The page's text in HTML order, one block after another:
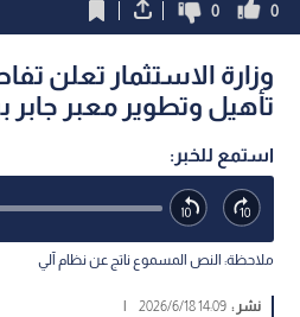
0
0
وزارة الاستثمار تعلن
تأهيل وتطوير معبر جابر
استمع للخبر:
ملاحظة: النص المسموع ناتج عن نظام آلي
نشر :14:09 2026/6/18
|